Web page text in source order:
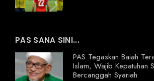
PAS SANA SINI...
PAS Tegaskan Baiah
Islam, Wajib Kepatuhan
Bercanggah Syariah